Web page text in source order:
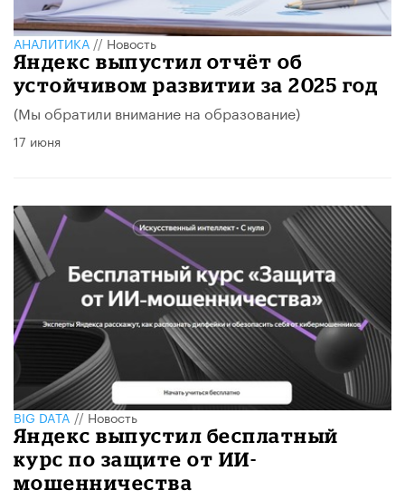
АНАЛИТИКА//Новость
​Яндекс выпустил отчёт об
устойчивом развитии за 2025 год
(Мы обратили внимание на образование)
17 июня
BIG DATA//Новость
​Яндекс выпустил бесплатный
курс по защите от ИИ-
мошенничества